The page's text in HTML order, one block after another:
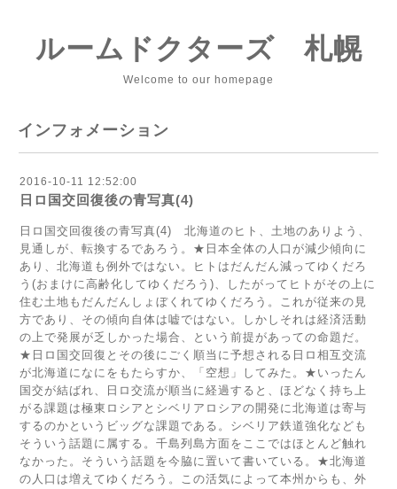
ルームドクターズ 札幌
Welcome to our homepage
インフォメーション
2016-10-11 12:52:00
日ロ国交回復後の青写真(4)
日ロ国交回復後の青写真(4) 北海道のヒト、土地のありよう、
見通しが、転換するであろう。★日本全体の人口が減少傾向に
あり、北海道も例外ではない。ヒトはだんだん減ってゆくだろ
う(おまけに高齢化してゆくだろう)、したがってヒトがその上に
住む土地もだんだんしょぼくれてゆくだろう。これが従来の見
方であり、その傾向自体は嘘ではない。しかしそれは経済活動
の上で発展が乏しかった場合、という前提があっての命題だ。
★日ロ国交回復とその後にごく順当に予想される日ロ相互交流
が北海道になにをもたらすか、「空想」してみた。★いったん
国交が結ばれ、日ロ交流が順当に経過すると、ほどなく持ち上
がる課題は極東ロシアとシベリアロシアの開発に北海道は寄与
するのかというビッグな課題である。シベリア鉄道強化なども
そういう話題に属する。千島列島方面をここではほとんど触れ
なかった。そういう話題を今脇に置いて書いている。★北海道
の人口は増えてゆくだろう。この活気によって本州からも、外